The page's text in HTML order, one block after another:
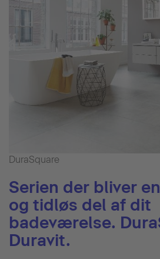
DuraSquare
Serien der bliver
og tidløs del af dit
badeværelse.
Duravit.